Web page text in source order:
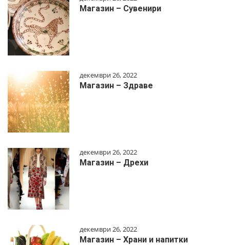
Магазин – Сувенири
декември 26, 2022
Магазин – Здраве
декември 26, 2022
Магазин – Дрехи
декември 26, 2022
Магазин – Храни и напитки